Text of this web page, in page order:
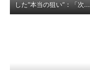
した“本当の狙い”：「次...